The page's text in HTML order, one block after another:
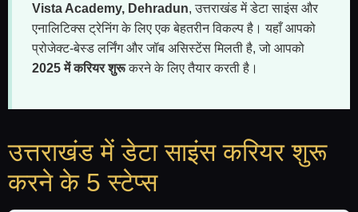
Vista Academy, Dehradun, उत्तराखंड में डेटा साइंस और
एनालिटिक्स ट्रेनिंग के लिए एक बेहतरीन विकल्प है। यहाँ आपको
प्रोजेक्ट-बेस्ड लर्निंग और जॉब असिस्टेंस मिलती है, जो आपको
2025 में करियर शुरूकरने के लिए तैयार करती है।
उत्तराखंड में डेटा साइंस करियर शुरू
करने के 5 स्टेप्स